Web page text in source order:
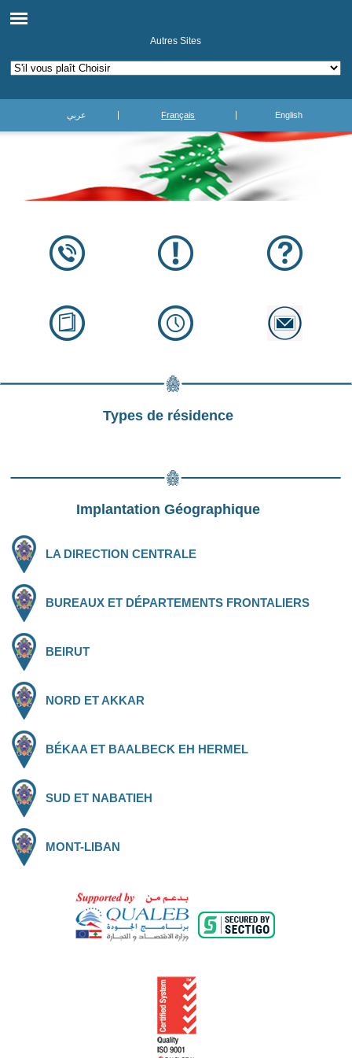
Autres Sites
عربي Français English
Types de résidence
Implantation Géographique
LA DIRECTION CENTRALE
BUREAUX ET DÉPARTEMENTS FRONTALIERS
BEIRUT
NORD ET AKKAR
BÉKAA ET BAALBECK EH HERMEL
SUD ET NABATIEH
MONT-LIBAN